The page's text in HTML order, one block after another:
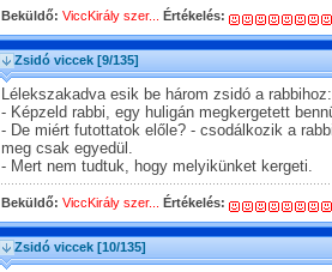
Beküldő: ViccKirály szer... Értékelés:
Zsidó viccek [9/135]
Lélekszakadva esik be három zsidó a rabbihoz:
- Képzeld rabbi, egy huligán megkergetett
- De miért futottatok előle? - csodálkozik a
meg csak egyedül.
- Mert nem tudtuk, hogy melyikünket kergeti.
Beküldő: ViccKirály szer... Értékelés:
Zsidó viccek [10/135]